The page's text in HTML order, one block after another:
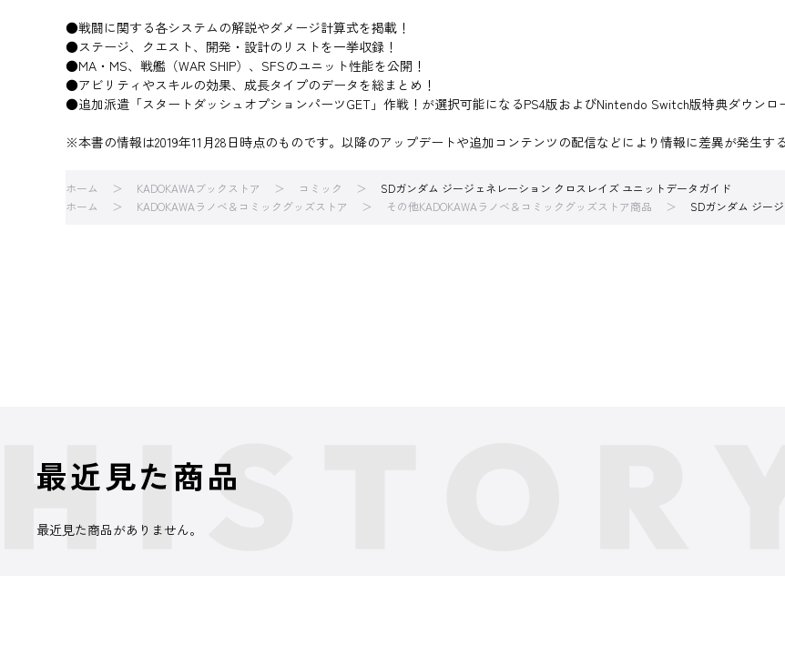
●戦闘に関する各システムの解説やダメージ計算式を掲載！
●ステージ、クエスト、開発・設計のリストを一挙収録！
●MA・MS、戦艦（WAR SHIP）、SFSのユニット性能を公開！
●アビリティやスキルの効果、成長タイプのデータを総まとめ！
●追加派遣「スタートダッシュオプションパーツGET」作戦！が選択可能になるPS4版およびNintendo Switch版特典ダウンロ
※本書の情報は2019年11月28日時点のものです。以降のアップデートや追加コンテンツの配信などにより情報に差異が発生す
ホーム KADOKAWAブックストア コミック
SDガンダム ジージェネレーション クロスレイズ ユニットデータガイド
ホーム
KADOKAWAラノベ＆コミックグッズストア その他KADOKAWAラノベ＆コミックグッズストア商品 SDガンダム ジー
最近見た商品
最近見た商品がありません。